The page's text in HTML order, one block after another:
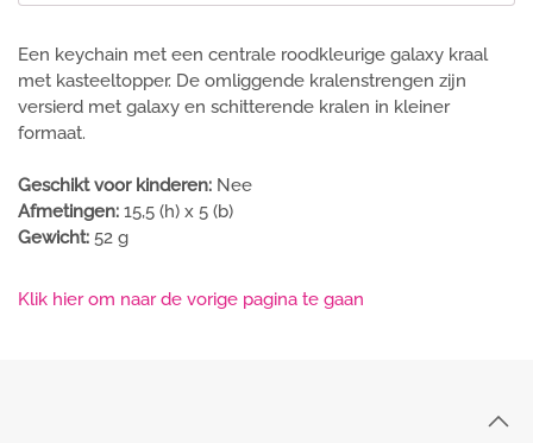
Een keychain met een centrale roodkleurige galaxy kraal
met kasteeltopper. De omliggende kralenstrengen zijn
versierd met galaxy en schitterende kralen in kleiner
formaat.
Geschikt voor kinderen: Nee
Afmetingen: 15,5 (h) x 5 (b)
Gewicht: 52 g
Klik hier om naar de vorige pagina te gaan